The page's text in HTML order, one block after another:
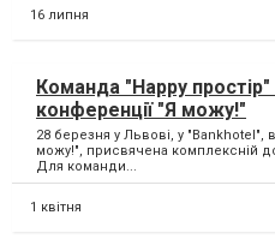
16 липня
Команда "Happy простір"
конференції "Я можу!"
28 березня у Львові, у "Bankhotel",
можу!", присвячена комплексній
Для команди...
1 квітня